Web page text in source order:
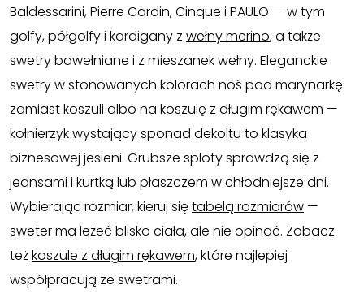
Baldessarini, Pierre Cardin, Cinque i PAULO — w tym
golfy, półgolfy i kardigany z wełny merino, a także
swetry bawełniane i z mieszanek wełny. Eleganckie
swetry w stonowanych kolorach noś pod marynarkę
zamiast koszuli albo na koszulę z długim rękawem —
kołnierzyk wystający sponad dekoltu to klasyka
biznesowej jesieni. Grubsze sploty sprawdzą się z
jeansami i kurtką lub płaszczem w chłodniejsze dni.
Wybierając rozmiar, kieruj się tabelą rozmiarów —
sweter ma leżeć blisko ciała, ale nie opinać. Zobacz
teżkoszule z długim rękawem, które najlepiej
współpracują ze swetrami.
Akcesoria
Biznes i uroczystości
Outlet
Ostatnie sztuki do -80%
⏳ Topniejące rabaty: -59%
Len
T-shirt, Polo
Jeansy
Spodnie
Szorty
Bluzy
Swetry
Kamizelki